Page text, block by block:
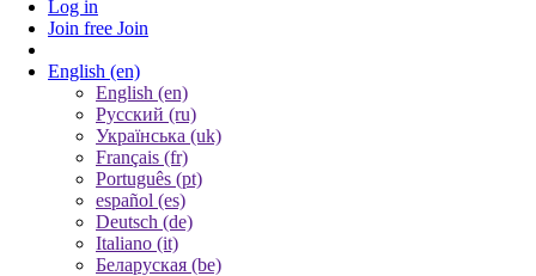
Log in
Join free Join
English (en)
English (en)
Русский (ru)
Українська (uk)
Français (fr)
Português (pt)
español (es)
Deutsch (de)
Italiano (it)
Беларуская (be)